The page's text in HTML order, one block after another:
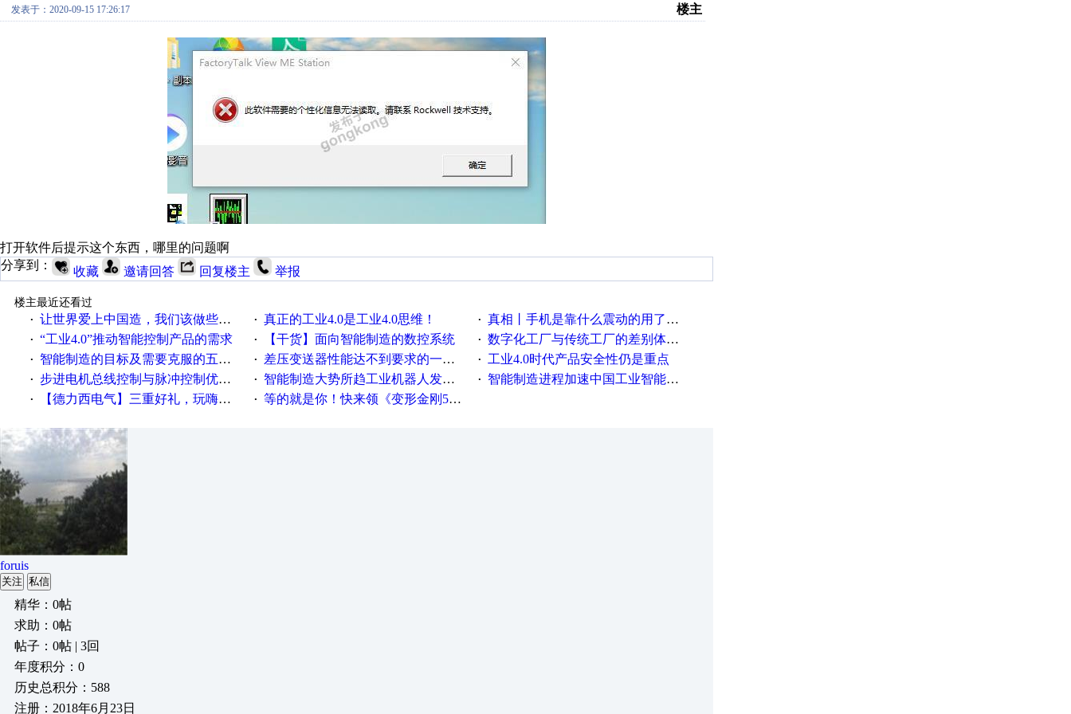
发表于：2020-09-15 17:26:17 楼主
打开软件后提示这个东西，哪里的问题啊
分享到：
收藏 邀请回答 回复楼主 举报
楼主最近还看过
· 让世界爱上中国造，我们该做些什么 · 真正的工业4.0是工业4.0思维！ · 真相丨手机是靠什么震动的用了这么多年才知道！
· “工业4.0”推动智能控制产品的需求 · 【干货】面向智能制造的数控系统 · 数字化工厂与传统工厂的差别体现在哪里？
· 智能制造的目标及需要克服的五个障碍 · 差压变送器性能达不到要求的一些因素 · 工业4.0时代产品安全性仍是重点
· 步进电机总线控制与脉冲控制优缺点 · 智能制造大势所趋工业机器人发展迅猛 · 智能制造进程加速中国工业智能化之路发展趋势明显
· 【德力西电气】三重好礼，玩嗨夏日！ · 等的就是你！快来领《变形金刚5》观影券
foruis
关注 私信
精华：0帖
求助：0帖
帖子：0帖 | 3回
年度积分：0
历史总积分：588
注册：2018年6月23日